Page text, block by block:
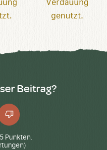
Beitrag?
Daumen
runter
5 Punkten.